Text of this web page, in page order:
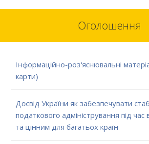
Оголошення
Інформаційно-роз'яснювальні
карти)
Досвід України як забезпечувати
податкового адміністрування під час
та цінним для багатьох країн